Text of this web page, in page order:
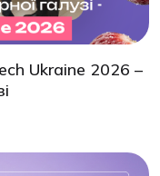
Ukraine 2026 –